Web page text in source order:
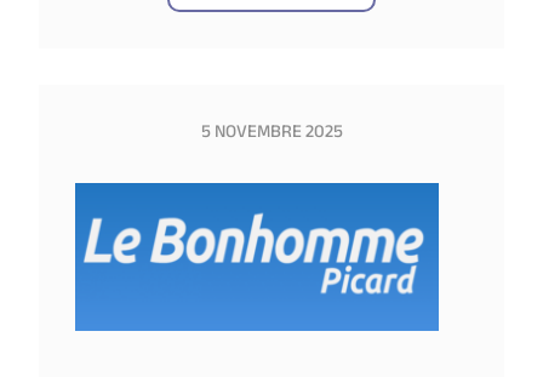
5 NOVEMBRE 2025